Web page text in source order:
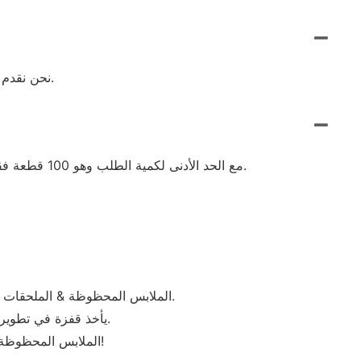
نحن نقدم مجموعة واسعة من الألوان الصلبة والأنماط المعقدة للاختيار من بينها، مما يضمن وجود توافق مثالي لكل نمط شخصي ومناسبة.
مع الحد الأدنى لكمية الطلب وهو 100 قطعة فقط، يمكنك تخصيص ربطات العنق هذه بشعارك أو تصميمك الخاص، مما يجعلها خيارًا ممتازًا للهدايا الشخصية أو ملابس الشركات.
· الملابس المحظوظة & الملحقات (شيامن) المحدودة تتمتع بخبرة غنية في إنتاج الشركات المصنعة للقبعات بالجملة، والتي تتمتع بعلاقات طويلة الأمد مع شركات أخرى.
· نظرًا للأساس التقني المتين، فإن شركة Fortunate apparel & الملحقات (Xiamen) Co., Ltd. يأخذ قفزة في تطوير الشركات المصنعة للقبعات بالجملة.
· الملابس المحظوظة & الملحقات (شيامن) المحدودة سوف تلتزم بالمنتج الجديد والبحث والتطوير في مجال التكنولوجيا الجديدة. الحصول على المعلومات!